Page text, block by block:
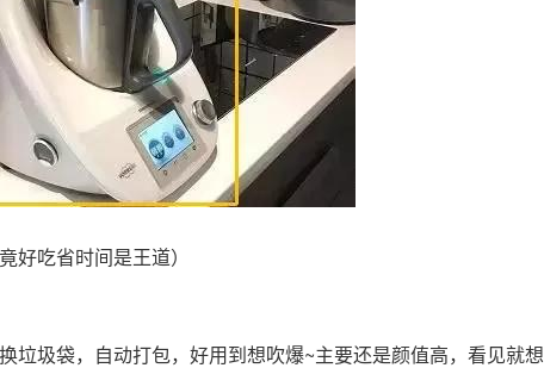
好吃省时间是王道）
垃圾袋，自动打包，好用到想吹爆~主要还是颜值高，看见就想